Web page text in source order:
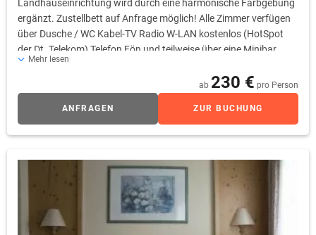
Landhauseinrichtung wird durch eine harmonische Farbgebung
ergänzt. Zustellbett auf Anfrage möglich! Alle Zimmer verfügen
über Dusche / WC Kabel-TV Radio W-LAN kostenlos (HotSpot
der Dt. Telekom) Telefon Fön und teilweise über eine Minibar
sowie Rasier- und Kosmetikspiegel.
Mehr lesen
ab 230 € pro Person
ANFRAGEN ZUR BUCHUNG